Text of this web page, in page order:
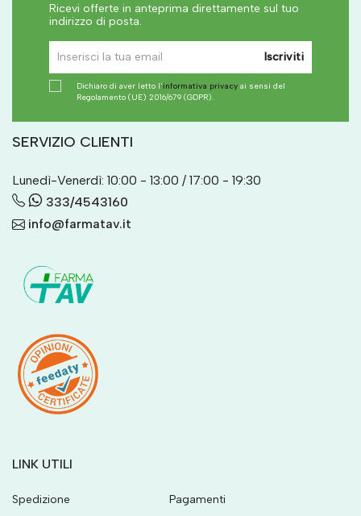
Ricevi offerte in anteprima direttamente sul tuo
indirizzo di posta.
Iscriviti
Dichiaro di aver letto l'informativa privacy ai sensi del
Regolamento (UE) 2016/679 (GDPR).
SERVIZIO CLIENTI
Lunedì-Venerdì: 10:00 - 13:00 / 17:00 - 19:30
333/4543160
info@farmatav.it
LINK UTILI
Spedizione
Pagamenti